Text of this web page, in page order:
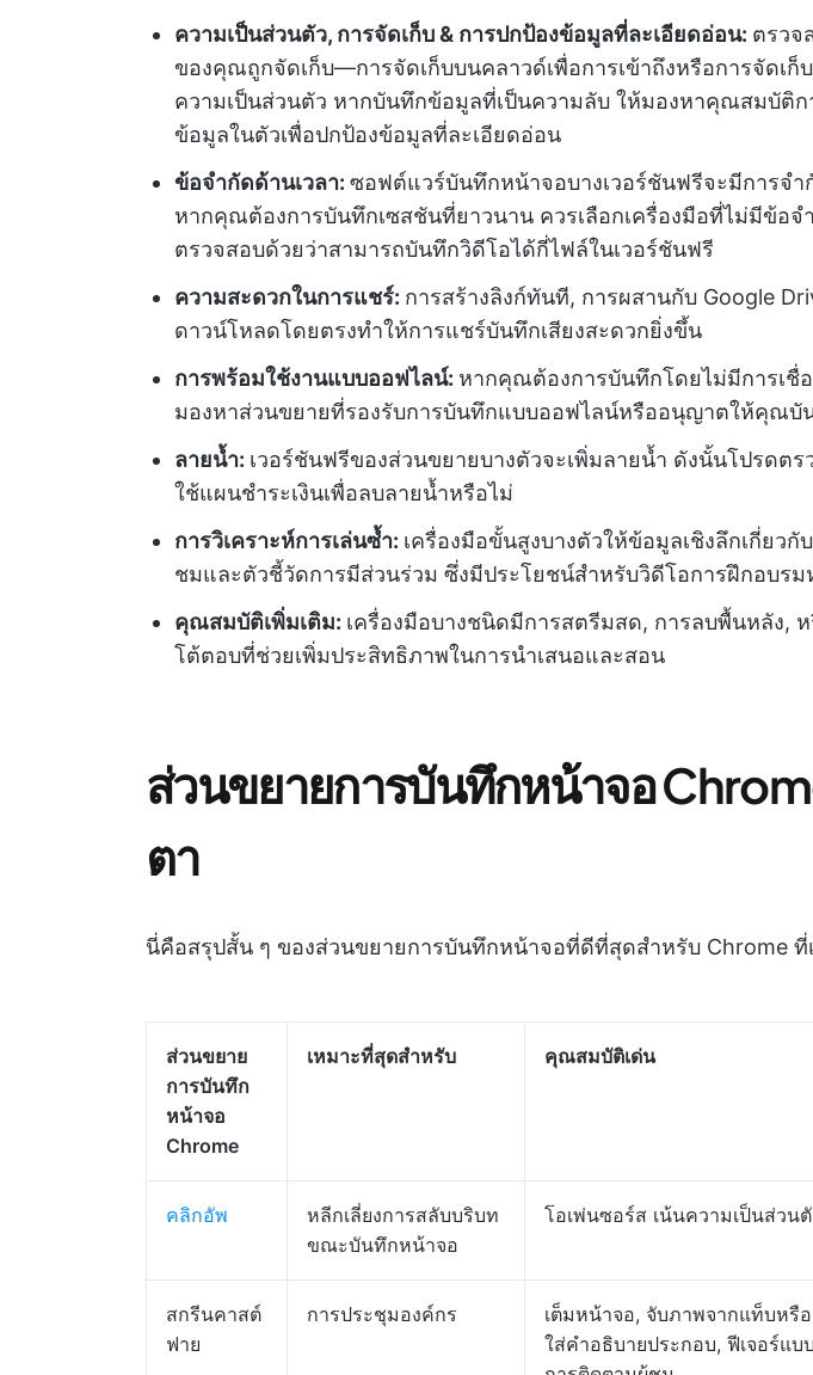
ความเป็นส่วนตัว, การจัดเก็บ & การปกป้องข้อมูลที่ละเอียดอ่อน: ตรวจ
ของคุณถูกจัดเก็บ—การจัดเก็บบนคลาวด์เพื่อการเข้าถึงหรือการจัดเก็
ความเป็นส่วนตัว หากบันทึกข้อมูลที่เป็นความลับ ให้มองหาคุณสมบัติก
ข้อมูลในตัวเพื่อปกป้องข้อมูลที่ละเอียดอ่อน
ข้อจำกัดด้านเวลา: ซอฟต์แวร์บันทึกหน้าจอบางเวอร์ชันฟรีจะมีการจำ
หากคุณต้องการบันทึกเซสชันที่ยาวนาน ควรเลือกเครื่องมือที่ไม่มีข้อจ
ตรวจสอบด้วยว่าสามารถบันทึกวิดีโอได้กี่ไฟล์ในเวอร์ชันฟรี
ความสะดวกในการแชร์: การสร้างลิงก์ทันที, การผสานกับ Google
ดาวน์โหลดโดยตรงทำให้การแชร์บันทึกเสียงสะดวกยิ่งขึ้น
การพร้อมใช้งานแบบออฟไลน์: หากคุณต้องการบันทึกโดยไม่มีการเชื่
มองหาส่วนขยายที่รองรับการบันทึกแบบออฟไลน์หรืออนุญาตให้คุณบั
ลายน้ำ: เวอร์ชันฟรีของส่วนขยายบางตัวจะเพิ่มลายน้ำ ดังนั้นโปรดตร
ใช้แผนชำระเงินเพื่อลบลายน้ำหรือไม่
การวิเคราะห์การเล่นซ้ำ: เครื่องมือขั้นสูงบางตัวให้ข้อมูลเชิงลึกเกี่ยวกั
ชมและตัวชี้วัดการมีส่วนร่วม ซึ่งมีประโยชน์สำหรับวิดีโอการฝึกอบรม
คุณสมบัติเพิ่มเติม: เครื่องมือบางชนิดมีการสตรีมสด, การลบพื้นหลัง,
โต้ตอบที่ช่วยเพิ่มประสิทธิภาพในการนำเสนอและสอน
ส่วนขยายการบันทึกหน้าจอ
ตา
นี่คือสรุปสั้น ๆ ของส่วนขยายการบันทึกหน้าจอที่ดีที่สุดสำหรับ Chrome ที่
ส่วนขยาย
การบันทึก
หน้าจอ
Chrome
เหมาะที่สุดสำหรับ คุณสมบัติเด่น
คลิกอัพ
หลีกเลี่ยงการสลับบริบท
ขณะบันทึกหน้าจอ
โอเพ่นซอร์ส เน้นความเป็นส่วน
สกรีนคาสต์
ฟาย
การประชุมองค์กร
เต็มหน้าจอ, จับภาพจากแท็บหรื
ใส่คำอธิบายประกอบ, ฟีเจอร์แบ